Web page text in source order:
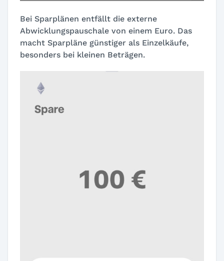
Bei Sparplänen entfällt die externe
Abwicklungspauschale von einem Euro. Das
macht Sparpläne günstiger als Einzelkäufe,
besonders bei kleinen Beträgen.